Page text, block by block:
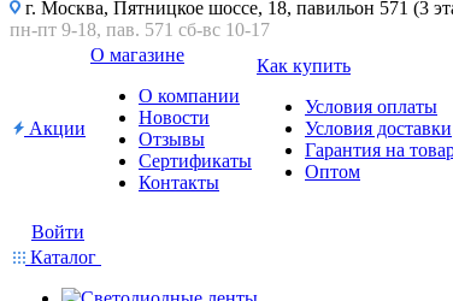
г. Москва, Пятницкое шоссе, 18, павильон 571 (3
пн-пт 9-18, пав. 571 сб-вс 10-17
Акции
О магазине
О компании
Новости
Отзывы
Сертификаты
Контакты
Как купить
Условия оплаты
Условия доставки
Гарантия на
Оптом
Войти
Каталог